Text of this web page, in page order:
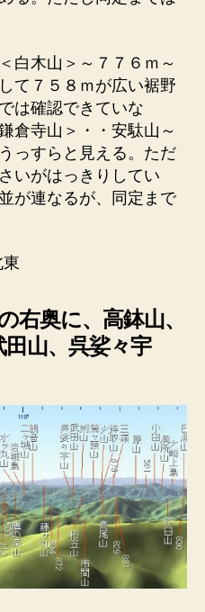
白木山＞～７７６ｍ～
て７５８ｍが広い裾野
は確認できていな
倉寺山＞・・安駄山～
っすらと見える。ただ
いがはっきりしてい
が連なるが、同定まで
右奥に、高鉢山、
田山、呉娑々宇